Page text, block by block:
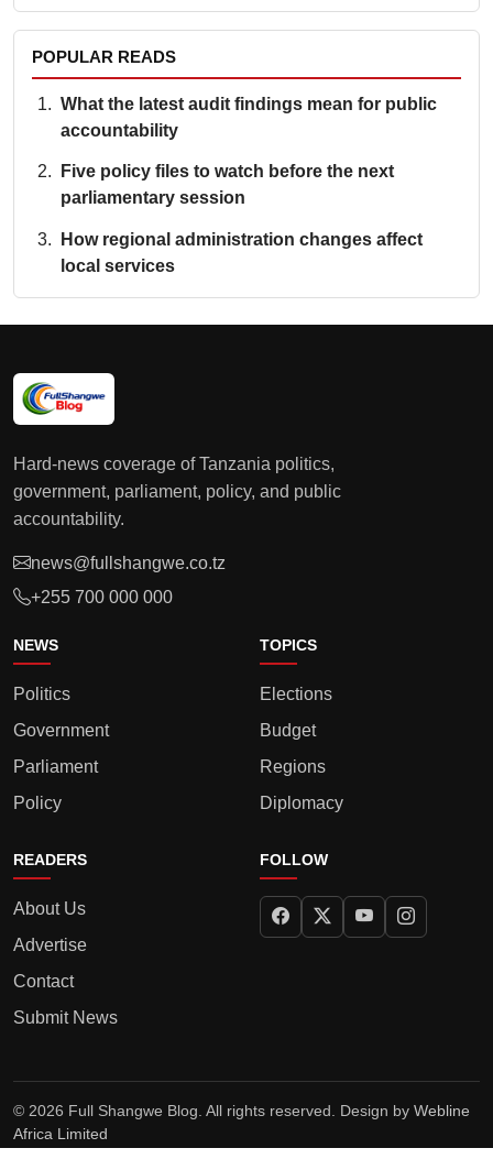
POPULAR READS
What the latest audit findings mean for public
accountability
Five policy files to watch before the next
parliamentary session
How regional administration changes affect
local services
Hard-news coverage of Tanzania politics,
government, parliament, policy, and public
accountability.
news@fullshangwe.co.tz
+255 700 000 000
NEWS
Politics
Government
Parliament
Policy
TOPICS
Elections
Budget
Regions
Diplomacy
READERS
About Us
Advertise
Contact
Submit News
FOLLOW
© 2026 Full Shangwe Blog. All rights reserved. Design by Webline
Africa Limited